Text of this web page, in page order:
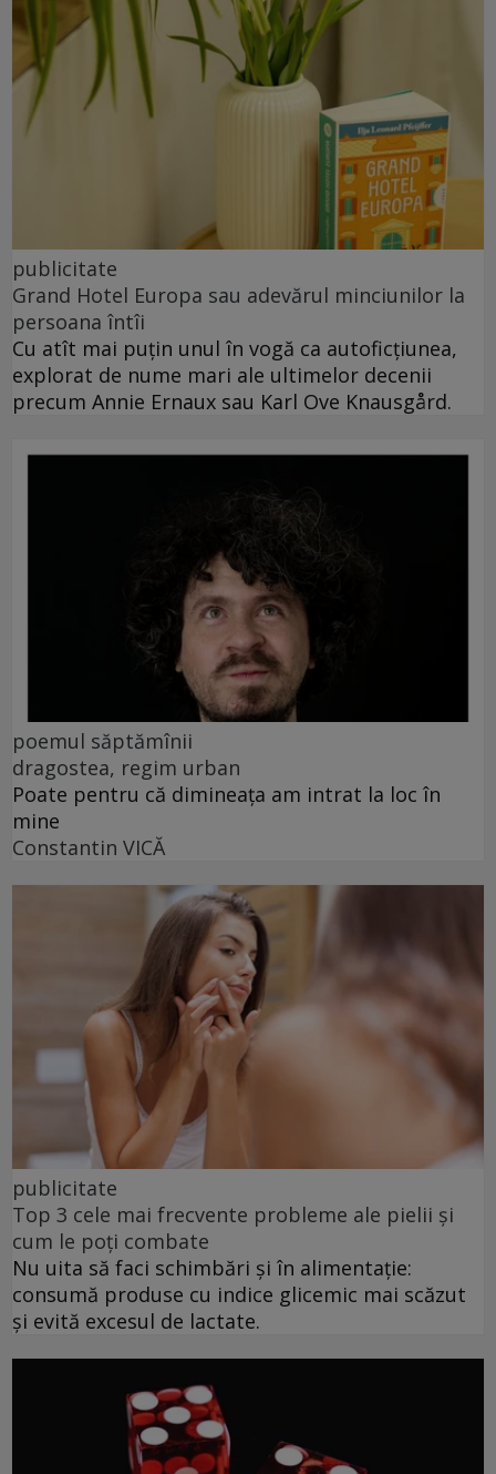
publicitate
Grand Hotel Europa sau adevărul minciunilor la
persoana întîi
Cu atît mai puțin unul în vogă ca autoficțiunea,
explorat de nume mari ale ultimelor decenii
precum Annie Ernaux sau Karl Ove Knausgård.
poemul săptămînii
dragostea, regim urban
Poate pentru că dimineața am intrat la loc în
mine
Constantin VICĂ
publicitate
Top 3 cele mai frecvente probleme ale pielii și
cum le poți combate
Nu uita să faci schimbări și în alimentație:
consumă produse cu indice glicemic mai scăzut
și evită excesul de lactate.